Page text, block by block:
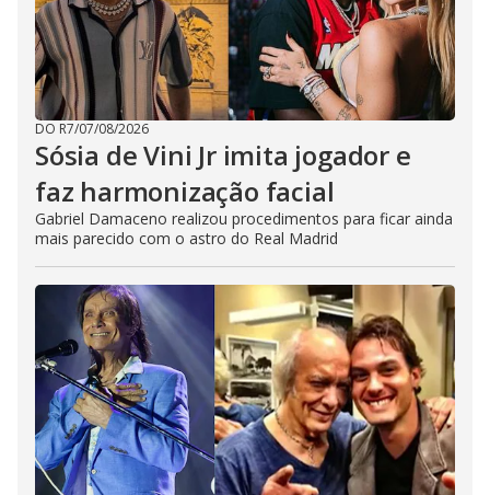
DO R7/07/08/2026
Sósia de Vini Jr imita jogador e
faz harmonização facial
Gabriel Damaceno realizou procedimentos para ficar ainda
mais parecido com o astro do Real Madrid